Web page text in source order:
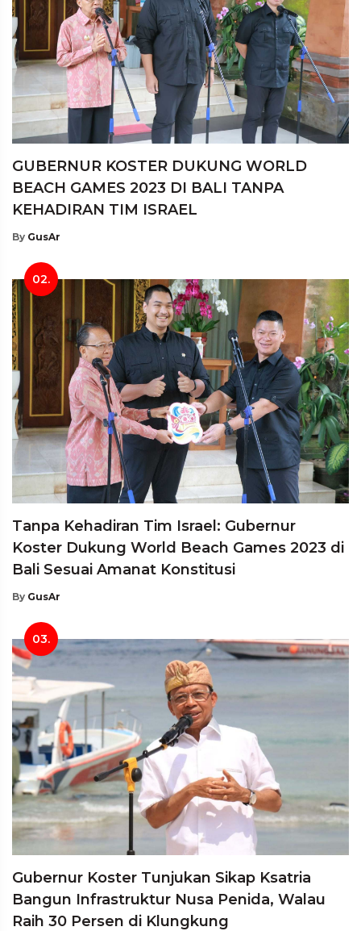
GUBERNUR KOSTER DUKUNG WORLD
BEACH GAMES 2023 DI BALI TANPA
KEHADIRAN TIM ISRAEL
By GusAr
02.
Tanpa Kehadiran Tim Israel: Gubernur
Koster Dukung World Beach Games 2023 di
Bali Sesuai Amanat Konstitusi
By GusAr
03.
Gubernur Koster Tunjukan Sikap Ksatria
Bangun Infrastruktur Nusa Penida, Walau
Raih 30 Persen di Klungkung